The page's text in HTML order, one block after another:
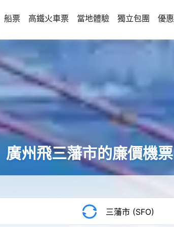
船票 高鐵火車票 當地體驗 獨立包團 優惠
廣州飛三藩市的廉價機票